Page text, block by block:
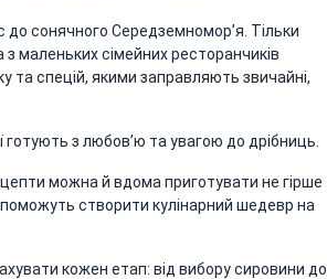
до сонячного Середземноморʼя. Тільки
маленьких сімейних ресторанчиків
та спецій, якими заправляють звичайні,
готують з любов’ю та увагою до дрібниць.
можна й вдома приготувати не гірше
створити кулінарний шедевр на
кожен етап: від вибору сировини до